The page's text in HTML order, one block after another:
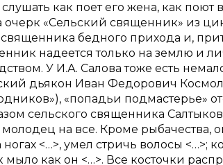
как поет его жена, как
«Сельский священник» из
бедного прихода и,
надеется только на землю и
У И.А. Салова тоже есть
дьякон Иван Федорович
«попадьи подмастерье»
сельского священника
на все. Кроме рыбачества,
<…>, умел стричь волосы <…>;
мыло как он <…>. Все косточки